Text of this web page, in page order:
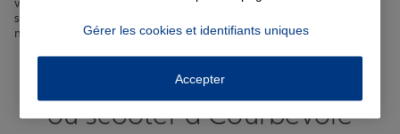
vos besoins. Que vous soyez étudiant à l'université de Courbevoie,
salarié dans l'une des nombreuses entreprises de la ville ou retraité,
nous avons lacouverture santé qu'il vous faut à Courbevoie
Votre assurance auto, moto
ou scooter à Courbevoie
Gérer les cookies et identifiants uniques
Accepter